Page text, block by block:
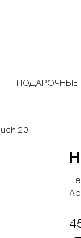
ПОДАРОЧНЫЕ
20